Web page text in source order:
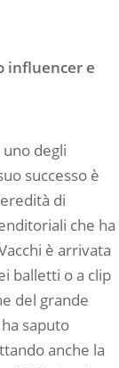
influencer e
degli
successo è
di
che ha
è arrivata
balletti o a clip
del grande
saputo
anche la